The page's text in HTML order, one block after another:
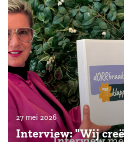
27 mei 2026
Interview: "Wij